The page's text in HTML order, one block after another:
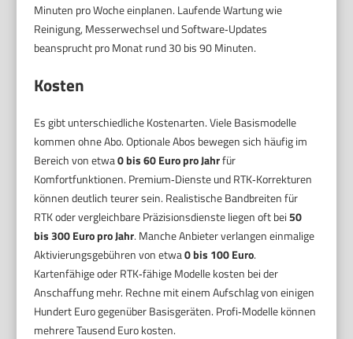
Minuten pro Woche einplanen. Laufende Wartung wie
Reinigung, Messerwechsel und Software‑Updates
beansprucht pro Monat rund 30 bis 90 Minuten.
Kosten
Es gibt unterschiedliche Kostenarten. Viele Basismodelle
kommen ohne Abo. Optionale Abos bewegen sich häufig im
Bereich von etwa0 bis 60 Euro pro Jahrfür
Komfortfunktionen. Premium‑Dienste und RTK‑Korrekturen
können deutlich teurer sein. Realistische Bandbreiten für
RTK oder vergleichbare Präzisionsdienste liegen oft bei50
bis 300 Euro pro Jahr. Manche Anbieter verlangen einmalige
Aktivierungsgebühren von etwa0 bis 100 Euro.
Kartenfähige oder RTK‑fähige Modelle kosten bei der
Anschaffung mehr. Rechne mit einem Aufschlag von einigen
Hundert Euro gegenüber Basisgeräten. Profi‑Modelle können
mehrere Tausend Euro kosten.